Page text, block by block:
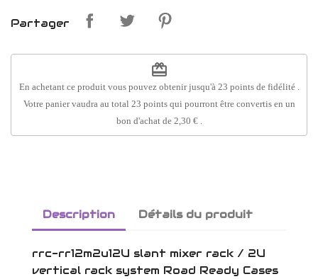
Partager
redeem
En achetant ce produit vous pouvez obtenir jusqu'à 23 points de fidélité.
Votre panier vaudra au total 23 pointsqui pourront être convertis en un
bon d'achat de 2,30 €.
Description Détails du produit
rrc-rr12m2u12U slant mixer rack / 2U
vertical rack system Road Ready Cases